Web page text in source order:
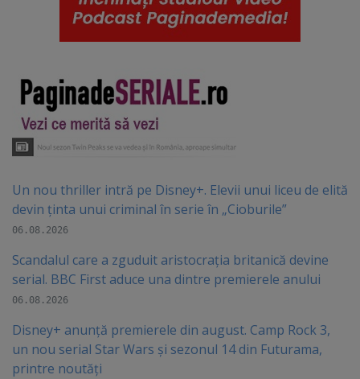
Un nou thriller intră pe Disney+. Elevii unui liceu de elită
devin ținta unui criminal în serie în „Cioburile”
06.08.2026
Scandalul care a zguduit aristocrația britanică devine
serial. BBC First aduce una dintre premierele anului
06.08.2026
Disney+ anunță premierele din august. Camp Rock 3,
un nou serial Star Wars și sezonul 14 din Futurama,
printre noutăți